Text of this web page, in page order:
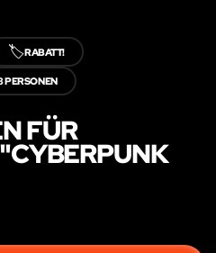
🏷️RABATT!
PERSONEN
FÜR